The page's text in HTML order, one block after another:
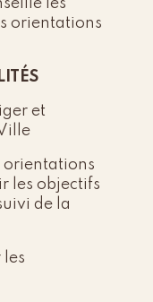
orientations
et
les objectifs
de la